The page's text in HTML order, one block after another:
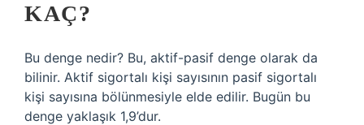
KAÇ?
Bu denge nedir? Bu, aktif-pasif denge olarak da
bilinir. Aktif sigortalı kişi sayısının pasif sigortalı
kişi sayısına bölünmesiyle elde edilir. Bugün bu
denge yaklaşık 1,9’dur.